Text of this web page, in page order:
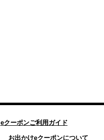
eクーポンご利用ガイド
お出かけeクーポンについて